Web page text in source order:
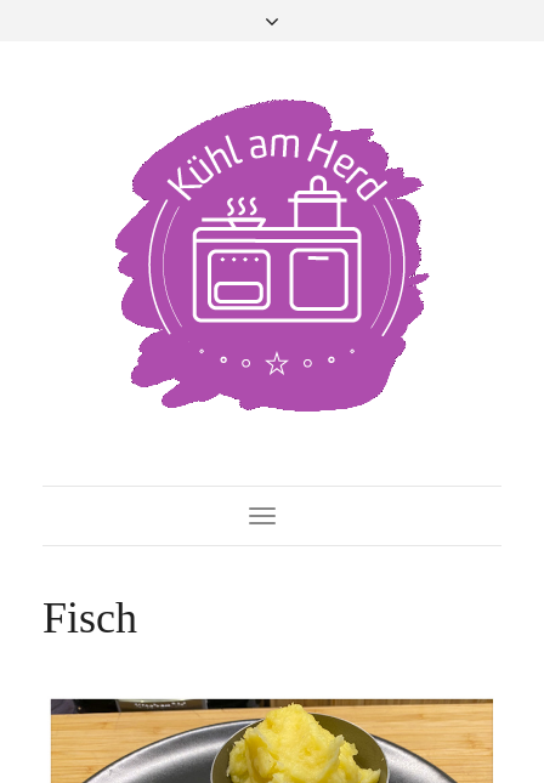
Toggle Navigation
Fisch